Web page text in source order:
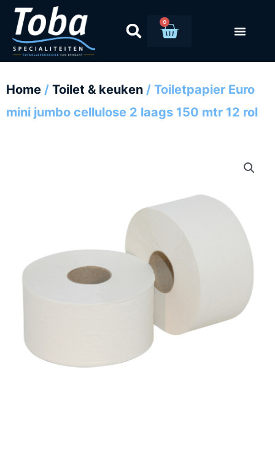
inhoud
0
Home / Toilet & keuken / Toiletpapier Euro
mini jumbo cellulose 2 laags 150 mtr 12 rol